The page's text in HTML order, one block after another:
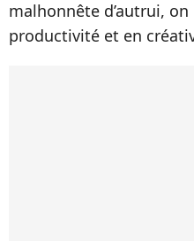
malhonnête d’autrui,
productivité et en